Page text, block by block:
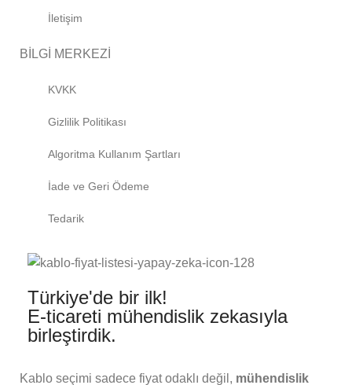
İletişim
BİLGİ MERKEZİ
KVKK
Gizlilik Politikası
Algoritma Kullanım Şartları
İade ve Geri Ödeme
Tedarik
Türkiye'de bir ilk!
E-ticareti mühendislik zekasıyla
birleştirdik.
Kablo seçimi sadece fiyat odaklı değil, mühendislik